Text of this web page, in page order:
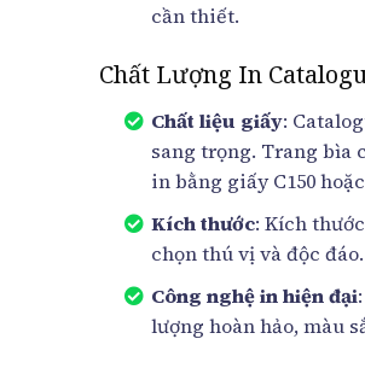
cần thiết.
Chất Lượng In
Chất liệu giấy:
sang trọng. Trang bìa
in bằng giấy C150
Kích thước: Kích
chọn thú vị và độc đáo.
Công nghệ in hiện đại
lượng hoàn hảo, màu